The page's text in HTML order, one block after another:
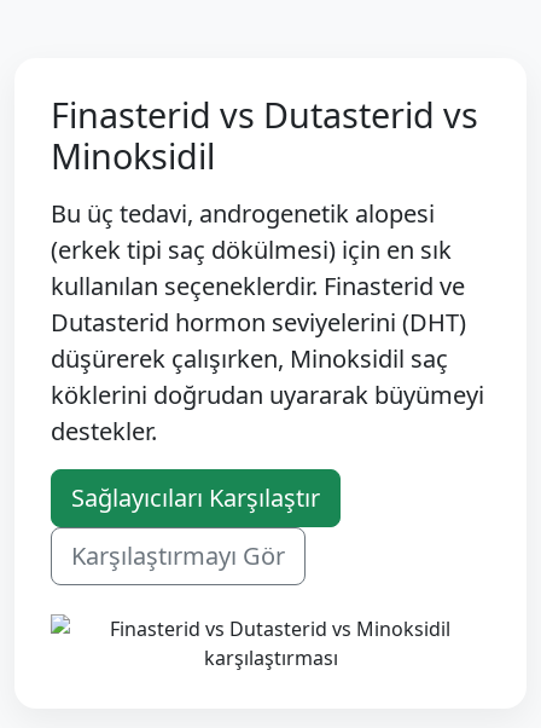
Finasterid vs Dutasterid vs
Minoksidil
Bu üç tedavi, androgenetik alopesi
(erkek tipi saç dökülmesi) için en sık
kullanılan seçeneklerdir. Finasterid ve
Dutasterid hormon seviyelerini (DHT)
düşürerek çalışırken, Minoksidil saç
köklerini doğrudan uyararak büyümeyi
destekler.
Sağlayıcıları Karşılaştır
Karşılaştırmayı Gör